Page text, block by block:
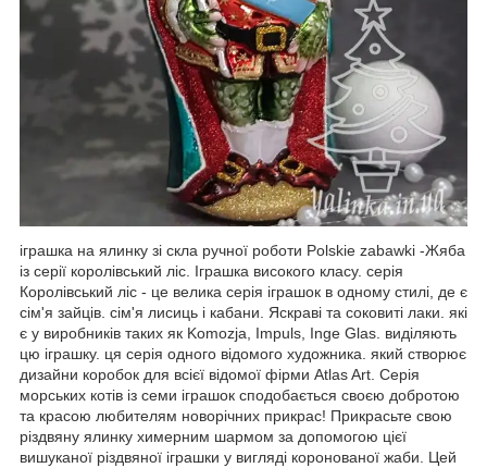
іграшка на ялинку зі скла ручної роботи Polskie zabawki -Жяба
із серії королівський ліс. Іграшка високого класу. серія
Королівський ліс - це велика серія іграшок в одному стилі, де є
сім'я зайців. сім'я лисиць і кабани. Яскраві та соковиті лаки. які
є у виробників таких як Komozja, Impuls, Inge Glas. виділяють
цю іграшку. ця серія одного відомого художника. який створює
дизайни коробок для всієї відомої фірми Atlas Art. Серія
морських котів із семи іграшок сподобається своєю добротою
та красою любителям новорічних прикрас! Прикрасьте свою
різдвяну ялинку химерним шармом за допомогою цієї
вишуканої різдвяної іграшки у вигляді коронованої жаби. Цей